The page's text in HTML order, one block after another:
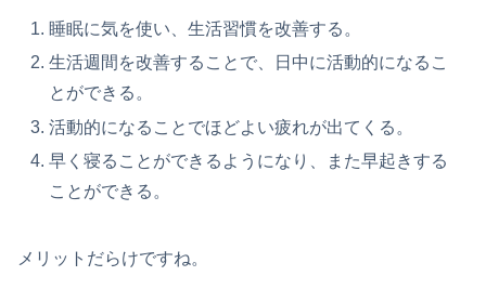
睡眠に気を使い、生活習慣を改善する。
生活週間を改善することで、日中に活動的になるこ
とができる。
活動的になることでほどよい疲れが出てくる。
早く寝ることができるようになり、また早起きする
ことができる。
メリットだらけですね。